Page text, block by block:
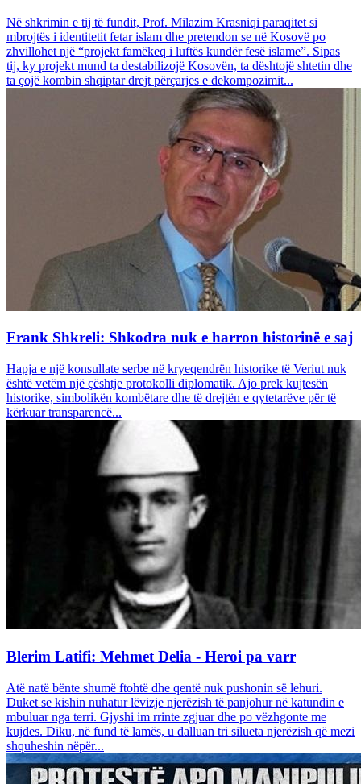
Në shkrimin e tij të fundit, Prof. Milazim Krasniqi paraqitet si
mbrojtës i identitetit fetar islam dhe pretendon se në Kosovë po
zhvillohet një “projekt famëkeq i luftës kundër fesë islame”. Sipas
tij, ky projekt mund ta destabilizojë Kosovën, ta dështojë shtetin dhe
ta çojë kombin shqiptar drejt përçarjes e dekompozimit...
Frank Shkreli: Shkodra nuk e harron historinë e saj
Hapja e një konsullate serbe në kryeqendrën historike të Veriut nuk
është vetëm një çështje protokolli diplomatik. Ajo prek kujtesën
historike, simbolikën kombëtare dhe të drejtën e qytetarëve për të
kërkuar transparencë...
Blerim Latifi: Mehmet Delia - Heroi pa varr
Atë natë bënte shumë ftohtë dhe qentë nuk pushonin së lehuri.
Duket se kishin nuhatur lëvizje njerëzish të panjohur në katundin e
mbuluar nga terri. Gjyshi im rrinte zgjuar dhe po vëzhgonte me
kujdes. Diku, në fund të lamës, u dalluan tri silueta njerëzish që mezi
shquheshin nëpër...